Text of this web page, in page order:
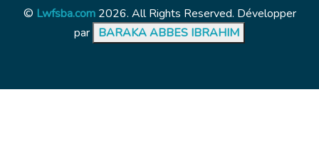
© Lwfsba.com 2026. All Rights Reserved. Développer
par BARAKA ABBES IBRAHIM